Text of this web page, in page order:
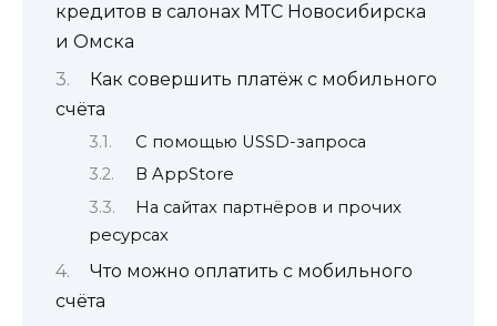
кредитов в салонах МТС Новосибирска
и Омска​
Как совершить платёж с мобильного
счёта
С помощью USSD-запроса
В AppStore
На сайтах партнёров и прочих
ресурсах
Что можно оплатить с мобильного
счёта